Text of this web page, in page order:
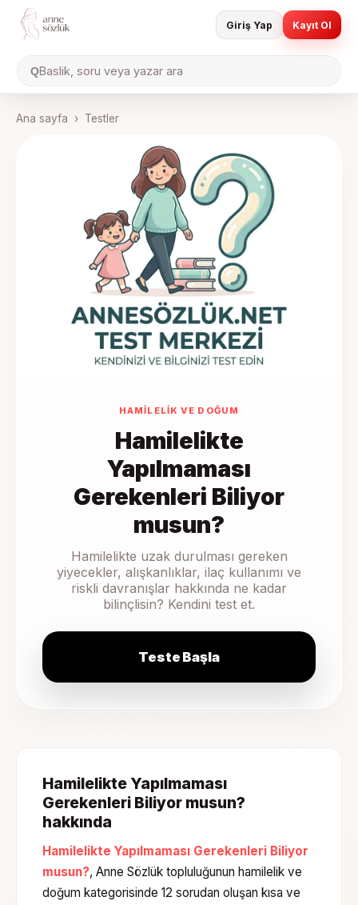
QBaslik, soru veya yazar ara
Giriş Yap Kayıt Ol
Ana sayfa › Testler
HAMILELIK VE DOĞUM
Hamilelikte
Yapılmaması
Gerekenleri Biliyor
musun?
Hamilelikte uzak durulması gereken
yiyecekler, alışkanlıklar, ilaç kullanımı ve
riskli davranışlar hakkında ne kadar
bilinçlisin? Kendini test et.
Teste Başla
Hamilelikte Yapılmaması
Gerekenleri Biliyor musun?
hakkında
Hamilelikte Yapılmaması Gerekenleri Biliyor
musun?, Anne Sözlük topluluğunun hamilelik ve
doğum kategorisinde 12 sorudan oluşan kısa ve